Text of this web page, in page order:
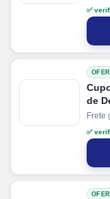
juros
✅
de
Frete
suas
✅